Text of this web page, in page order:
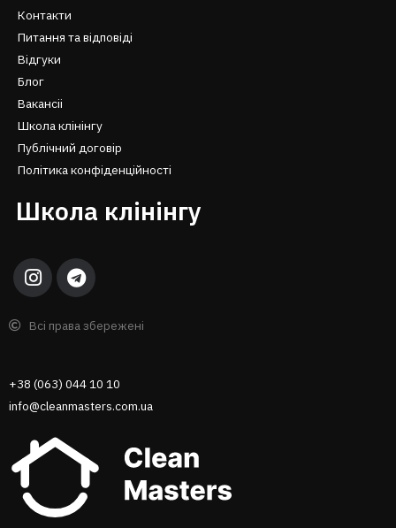
Контакти
Питання та відповіді
Відгуки
Блог
Вакансіі
Школа клінінгу
Публічний договір
Політика конфіденційності
Школа клінінгу
+38 (063) 044 10 10
info@cleanmasters.com.ua
Всі права збережені